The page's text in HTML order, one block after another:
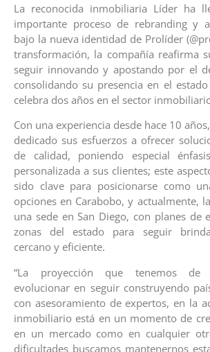
La reconocida inmobiliaria Líder ha
importante proceso de rebranding y
bajo la nueva identidad de Prolíder
transformación, la compañía reafirma
seguir innovando y apostando por el
consolidando su presencia en el
celebra dos años en el sector
Con una experiencia desde hace 10
dedicado sus esfuerzos a ofrecer
de calidad, poniendo especial
personalizada a sus clientes; este
sido clave para posicionarse como
opciones en Carabobo, y actualmente,
una sede en San Diego, con planes de
zonas del estado para seguir
cercano y eficiente.
“La proyección que tenemos de
evolucionar en seguir construyendo
con asesoramiento de expertos, en la
inmobiliario está en un momento de
en un mercado como en cualquier
dificultades buscamos mantenernos